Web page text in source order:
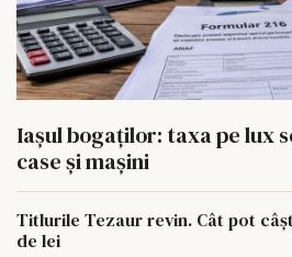
Iașul bogaților: taxa pe lux
case și mașini
Titlurile Tezaur revin. Cât pot
de lei